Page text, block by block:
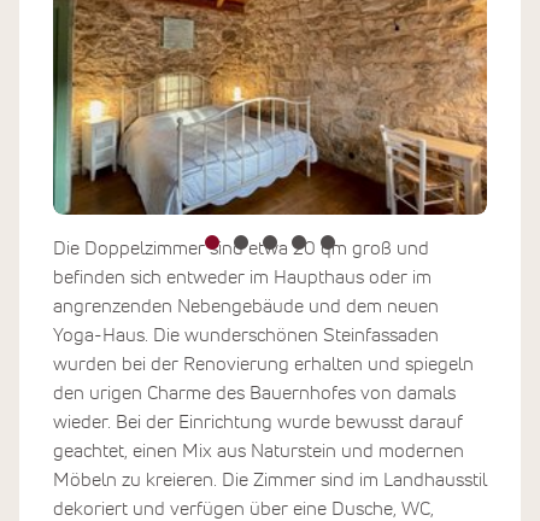
Die Doppelzimmer sind etwa 20 qm groß und
befinden sich entweder im Haupthaus oder im
angrenzenden Nebengebäude und dem neuen
Yoga-Haus. Die wunderschönen Steinfassaden
wurden bei der Renovierung erhalten und spiegeln
den urigen Charme des Bauernhofes von damals
wieder. Bei der Einrichtung wurde bewusst darauf
geachtet, einen Mix aus Naturstein und modernen
Möbeln zu kreieren. Die Zimmer sind im Landhausstil
dekoriert und verfügen über eine Dusche, WC,